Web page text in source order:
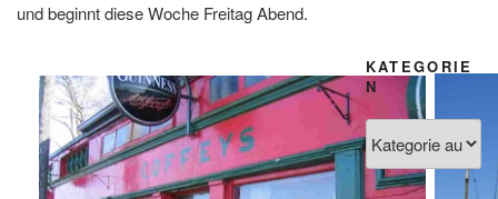
und beginnt diese Woche Freitag Abend.
KATEGORIE
N
Kategorien